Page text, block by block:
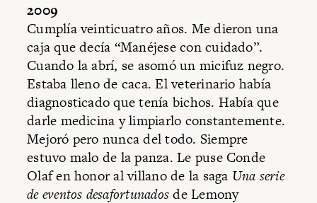
2009
Cumplía veinticuatro años. Me dieron una
caja que decía “Manéjese con cuidado”.
Cuando la abrí, se asomó un micifuz negro.
Estaba lleno de caca. El veterinario había
diagnosticado que tenía bichos. Había que
darle medicina y limpiarlo constantemente.
Mejoró pero nunca del todo. Siempre
estuvo malo de la panza. Le puse Conde
Olaf en honor al villano de la saga Una serie
de eventos desafortunadosde Lemony